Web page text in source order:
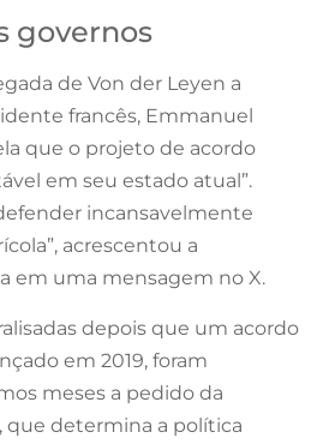
governos
de Von der Leyen a
francês, Emmanuel
que o projeto de acordo
em seu estado atual”.
incansavelmente
acrescentou a
em uma mensagem no X.
depois que um acordo
em 2019, foram
meses a pedido da
que determina a política